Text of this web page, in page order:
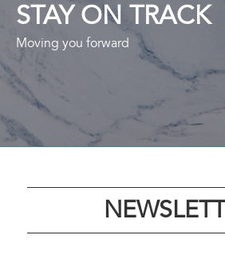
STAY ON TRACK
Moving you forward